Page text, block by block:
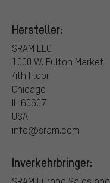
Hersteller:
SRAM LLC
1000 W. Fulton Market
4th Floor
Chicago
IL 60607
USA
info@sram.com
Inverkehrbringer: